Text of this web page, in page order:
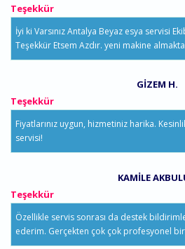
Teşekkür
İyi ki Varsınız Antalya Beyaz esya servisi
Teşekkür Etsem Azdır. yeni makine
GIZEM H.
Teşekkür
Fiyatlarınız uygun, hizmetiniz harika.
servisi!
KAMILE
Teşekkür
Özellikle servis sonrası da destek
ederim. Gerçekten çok çok profesyonel